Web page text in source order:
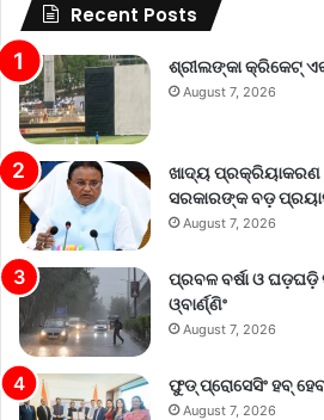
Recent Posts
ଶ୍ରୀଲଙ୍କା କ୍ରିକେଟ୍‌
August 7, 2026
ଖାଦ୍ୟ ପ୍ରକ୍ରିୟାକରଣ
ସରକାରଙ୍କ ବଡ଼
August 7, 2026
ପ୍ରବଳ ବର୍ଷା ଓ ଘଡ଼ଘଡ଼ି
ଓ୍ବାର୍ଣ୍ଣିଂ
August 7, 2026
ଫୁଡ୍ ପ୍ରୋସେସିଂ ହବ୍
August 7, 2026